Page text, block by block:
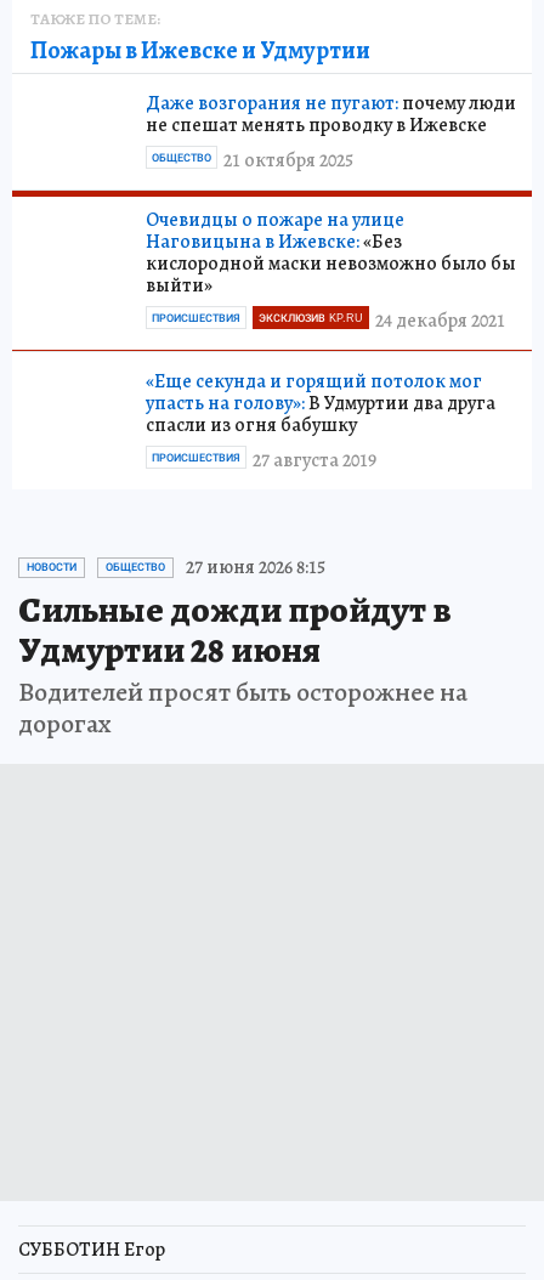
ТАКЖЕ ПО ТЕМЕ:
Пожары в Ижевске и Удмуртии
Даже возгорания не пугают:почему люди
не спешат менять проводку в Ижевске
21 октября 2025
ОБЩЕСТВО
Очевидцы о пожаре на улице
Наговицына в Ижевске:«Без
кислородной маски невозможно было бы
выйти»
24 декабря 2021
ПРОИСШЕСТВИЯ ЭКСКЛЮЗИВ KP.RU
«Еще секунда и горящий потолок мог
упасть на голову»:В Удмуртии два друга
спасли из огня бабушку
27 августа 2019
ПРОИСШЕСТВИЯ
НОВОСТИ ОБЩЕСТВО 27 июня 2026 8:15
Сильные дожди пройдут в
Удмуртии 28 июня
Водителей просят быть осторожнее на
дорогах
СУББОТИН Егор